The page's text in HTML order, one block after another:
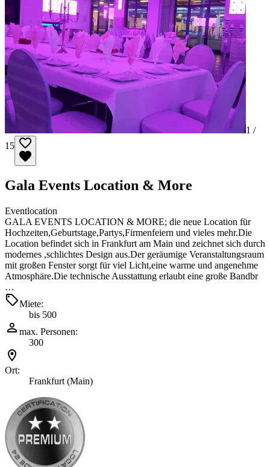
1 /
15
Gala Events Location & More
Eventlocation
GALA EVENTS LOCATION & MORE; die neue Location für
Hochzeiten,Geburtstage,Partys,Firmenfeiern und vieles mehr.Die
Location befindet sich in Frankfurt am Main und zeichnet sich durch
modernes ,schlichtes Design aus.Der geräumige Veranstaltungsraum
mit großen Fenster sorgt für viel Licht,eine warme und angenehme
Atmosphäre.Die technische Ausstattung erlaubt eine große Bandbr
…
Miete:
bis 500
max. Personen:
300
Ort:
Frankfurt (Main)